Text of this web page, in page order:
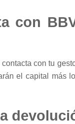
con
con tu
el capital más